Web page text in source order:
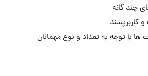
چند گانه
ها با توجه به تعداد و نوع مهمانان